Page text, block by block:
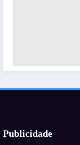
Publicidade